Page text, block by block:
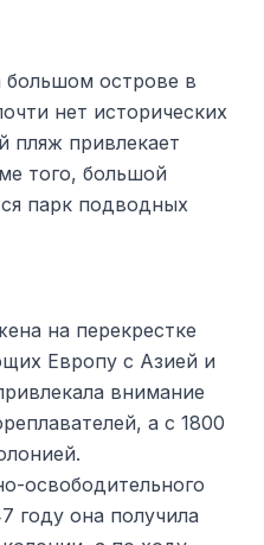
большом острове в
нет исторических
пляж привлекает
того, большой
парк подводных
на перекрестке
Европу с Азией и
внимание
а с 1800
освободительного
году она получила